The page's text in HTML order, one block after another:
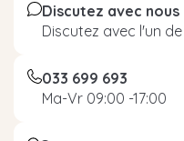
Discutez avec nous
Discutez avec l'un
033 699 693
Ma-Vr 09:00 -17:00